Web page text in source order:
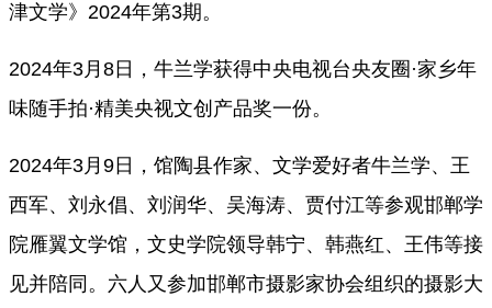
津文学》 2024年第3期。
2024年3月8日，牛兰学获得中央电视台央友圈·家乡年
味随手拍·精美央视文创产品奖一份。
2024年3月9日，馆陶县作家、文学爱好者牛兰学、王
西军、刘永倡、刘润华、吴海涛、贾付江等参观邯郸学
院雁翼文学馆，文史学院领导韩宁、韩燕红、王伟等接
见并陪同。六人又参加邯郸市摄影家协会组织的摄影大